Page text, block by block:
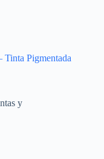
Tinta Pigmentada
y